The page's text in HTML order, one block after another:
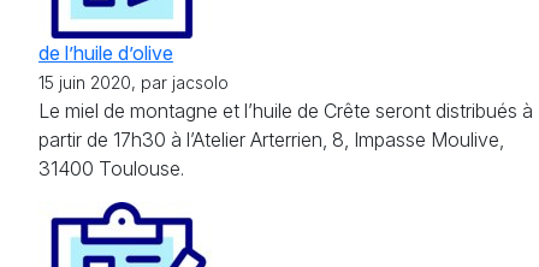
de l’huile d’olive
15 juin 2020, par jacsolo
Le miel de montagne et l’huile de Crête seront distribués à
partir de 17h30 à l’Atelier Arterrien, 8, Impasse Moulive,
31400 Toulouse.